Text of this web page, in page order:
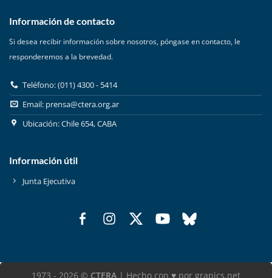
Información de contacto
Si desea recibir información sobre nosotros, póngase en contacto, le
responderemos a la brevedad.
Teléfono: (011) 4300 - 5414
Email: prensa@ctera.org.ar
Ubicación: Chile 654, CABA
Información útil
Junta Ejecutiva
1973 - 2026 © CTERA | Hecho con ♥ por grapics.net